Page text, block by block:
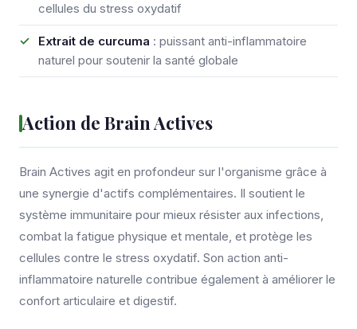
cellules du stress oxydatif
Extrait de curcuma : puissant anti-inflammatoire
naturel pour soutenir la santé globale
Action de Brain Actives
Brain Actives agit en profondeur sur l'organisme grâce à
une synergie d'actifs complémentaires. Il soutient le
système immunitaire pour mieux résister aux infections,
combat la fatigue physique et mentale, et protège les
cellules contre le stress oxydatif. Son action anti-
inflammatoire naturelle contribue également à améliorer le
confort articulaire et digestif.